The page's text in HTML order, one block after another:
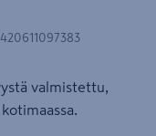
valmistettu,